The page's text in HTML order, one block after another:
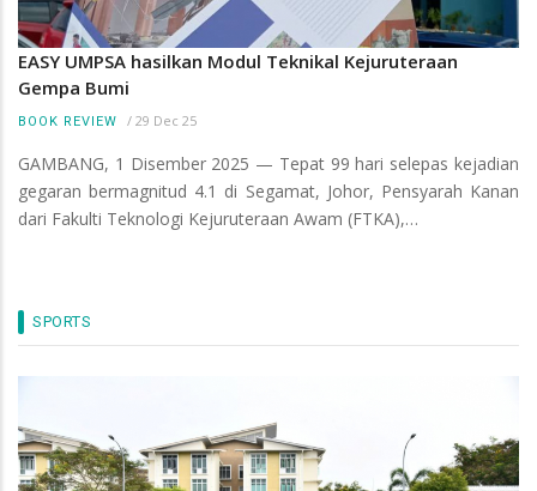
EASY UMPSA hasilkan Modul Teknikal Kejuruteraan
Gempa Bumi
BOOK REVIEW / 29 Dec 25
GAMBANG, 1 Disember 2025 — Tepat 99 hari selepas kejadian
gegaran bermagnitud 4.1 di Segamat, Johor, Pensyarah Kanan
dari Fakulti Teknologi Kejuruteraan Awam (FTKA),…
SPORTS